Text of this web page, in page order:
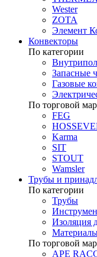
Wester
ZOTA
Элемент
Конвекторы
По категории
Запасные
Газовые
По торговой
FEG
Karma
SIT
STOUT
Wamsler
Трубы и
По категории
Трубы
Изоляция
По торговой
APE